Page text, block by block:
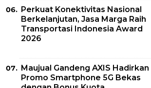
Perkuat Konektivitas Nasional
Berkelanjutan, Jasa Marga Raih
Transportasi Indonesia Award
2026
Maujual Gandeng AXIS Hadirkan
Promo Smartphone 5G Bekas